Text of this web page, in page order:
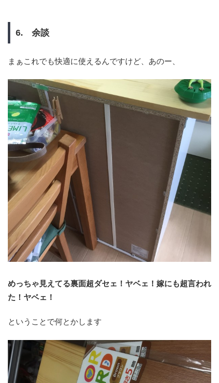
6. 余談
まぁこれでも快適に使えるんですけど、あのー、
めっちゃ見えてる裏面超ダセェ！ヤベェ！嫁にも超言われ
た！ヤベェ！
ということで何とかします